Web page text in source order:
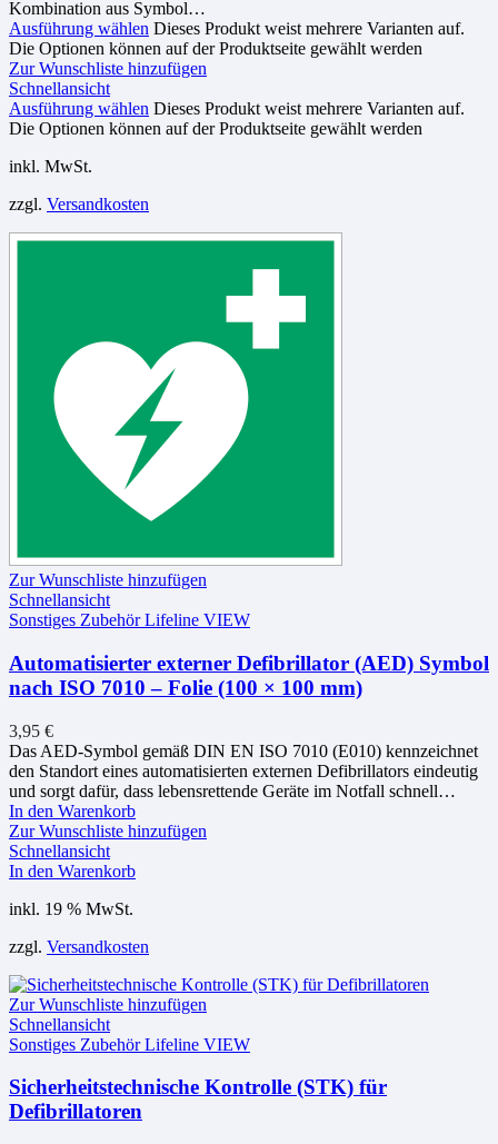
Kombination aus Symbol…
Ausführung wählen Dieses Produkt weist mehrere Varianten auf.
Die Optionen können auf der Produktseite gewählt werden
Zur Wunschliste hinzufügen
Schnellansicht
Ausführung wählen Dieses Produkt weist mehrere Varianten auf.
Die Optionen können auf der Produktseite gewählt werden
inkl. MwSt.
zzgl. Versandkosten
Zur Wunschliste hinzufügen
Schnellansicht
Sonstiges Zubehör Lifeline VIEW
Automatisierter externer Defibrillator (AED) Symbol
nach ISO 7010 – Folie (100 × 100 mm)
3,95 €
Das AED-Symbol gemäß DIN EN ISO 7010 (E010) kennzeichnet
den Standort eines automatisierten externen Defibrillators eindeutig
und sorgt dafür, dass lebensrettende Geräte im Notfall schnell…
In den Warenkorb
Zur Wunschliste hinzufügen
Schnellansicht
In den Warenkorb
inkl. 19 % MwSt.
zzgl. Versandkosten
Zur Wunschliste hinzufügen
Schnellansicht
Sonstiges Zubehör Lifeline VIEW
Sicherheitstechnische Kontrolle (STK) für
Defibrillatoren